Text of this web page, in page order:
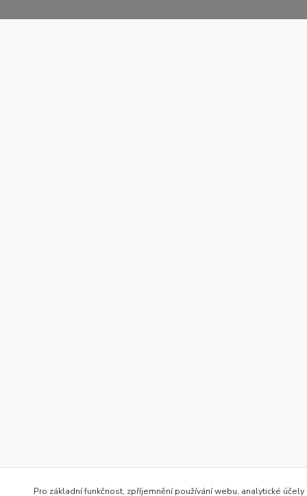
Pro základní funkčnost, zpříjemnění používání webu, analytické